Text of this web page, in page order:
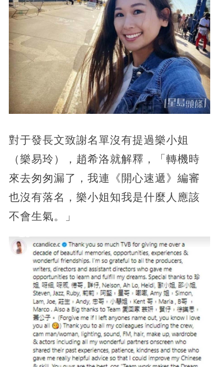
對于發長文致謝名單沒有提過樂小姐
（樂易玲），趙希洛就解釋，「轉機時
來去匆匆漏了，我連《開心速遞》編審
也沒有落名，樂小姐知我是什麼人應該
不會生氣。」